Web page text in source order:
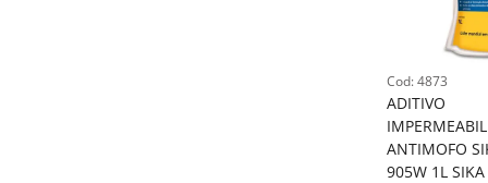
: 4873
ADITIVO
ANTIMOFO
905W 1L SIKA